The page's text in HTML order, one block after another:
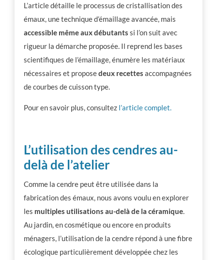
L’article détaille le processus de cristallisation des
émaux, une technique d’émaillage avancée, mais
accessible même aux débutants si l’on suit avec
rigueur la démarche proposée. Il reprend les bases
scientifiques de l’émaillage, énumère les matériaux
nécessaires et proposedeux recettes accompagnées
de courbes de cuisson type.
Pour en savoir plus, consultez l’article complet.
L’utilisation des cendres au-
delà de l’atelier
Comme la cendre peut être utilisée dans la
fabrication des émaux, nous avons voulu en explorer
les multiples utilisations au-delà de la céramique.
Au jardin, en cosmétique ou encore en produits
ménagers, l’utilisation de la cendre répond à une fibre
écologique particulièrement développée chez les